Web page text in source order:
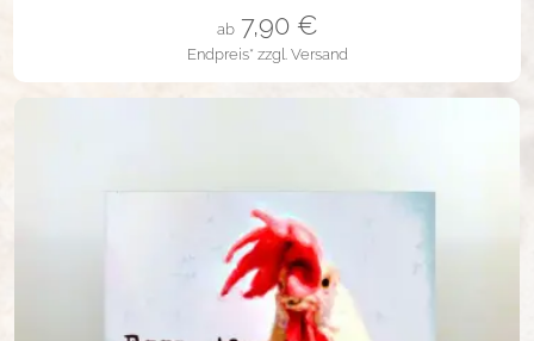
Endpreis* zzgl. Versand
ab 7,90€